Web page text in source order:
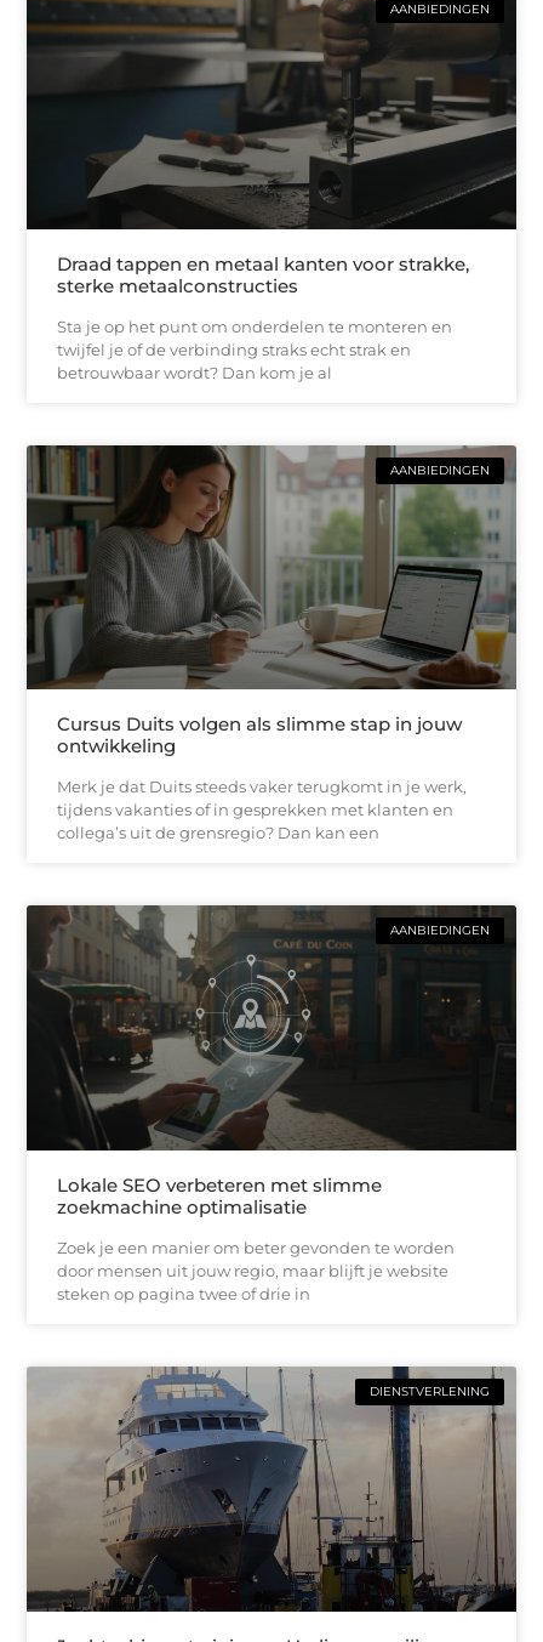
AANBIEDINGEN
Draad tappen en metaal kanten voor strakke,
sterke metaalconstructies
Sta je op het punt om onderdelen te monteren en
twijfel je of de verbinding straks echt strak en
betrouwbaar wordt? Dan kom je al
AANBIEDINGEN
Cursus Duits volgen als slimme stap in jouw
ontwikkeling
Merk je dat Duits steeds vaker terugkomt in je werk,
tijdens vakanties of in gesprekken met klanten en
collega’s uit de grensregio? Dan kan een
AANBIEDINGEN
Lokale SEO verbeteren met slimme
zoekmachine optimalisatie
Zoek je een manier om beter gevonden te worden
door mensen uit jouw regio, maar blijft je website
steken op pagina twee of drie in
DIENSTVERLENING